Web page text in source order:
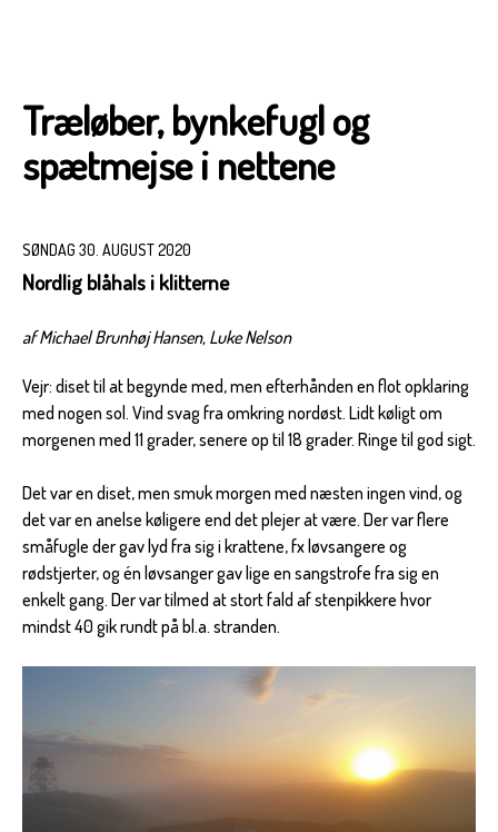
Træløber, bynkefugl og
spætmejse i nettene
SØNDAG 30. AUGUST 2020
Nordlig blåhals i klitterne
af Michael Brunhøj Hansen, Luke Nelson
Vejr: diset til at begynde med, men efterhånden en flot opklaring
med nogen sol. Vind svag fra omkring nordøst. Lidt køligt om
morgenen med 11 grader, senere op til 18 grader. Ringe til god sigt.
Det var en diset, men smuk morgen med næsten ingen vind, og
det var en anelse køligere end det plejer at være. Der var flere
småfugle der gav lyd fra sig i krattene, fx løvsangere og
rødstjerter, og én løvsanger gav lige en sangstrofe fra sig en
enkelt gang. Der var tilmed at stort fald af stenpikkere hvor
mindst 40 gik rundt på bl.a. stranden.